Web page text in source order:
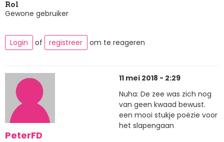
Rol
Gewone gebruiker
Login of registreer om te reageren
PeterFD
11 mei 2018 - 2:29
Nuha: De zee was zich nog
van geen kwaad bewust.
een mooi stukje poëzie voor
het slapengaan